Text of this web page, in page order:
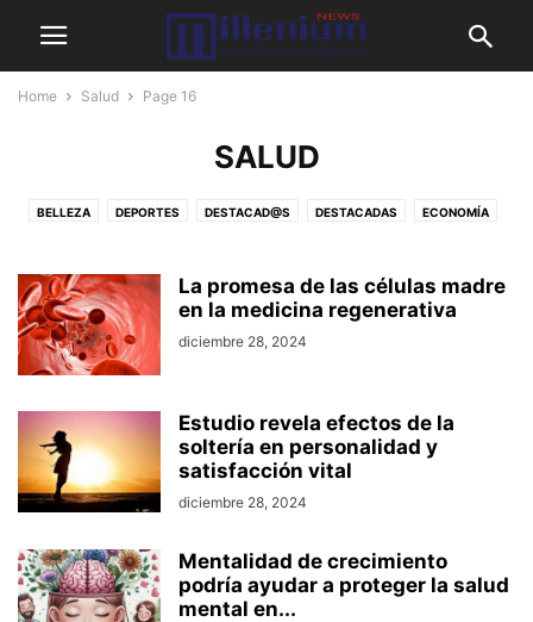
Home Salud Page 16
SALUD
BELLEZA DEPORTES DESTACAD@S DESTACADAS ECONOMÍA
MUSICA FARÁNDULA CINE TECNOLOGÍA Y CIENCIA
VARIEDADES
La promesa de las células madre
en la medicina regenerativa
diciembre 28, 2024
Estudio revela efectos de la
soltería en personalidad y
satisfacción vital
diciembre 28, 2024
Mentalidad de crecimiento
podría ayudar a proteger la salud
mental en...